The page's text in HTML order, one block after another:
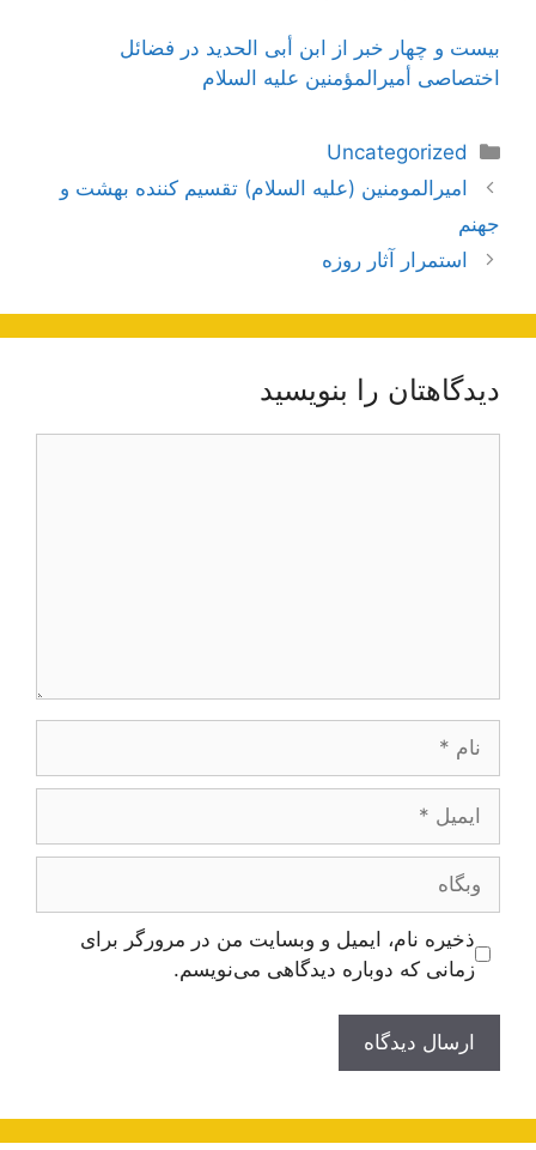
بیست و چهار خبر از ابن أبی الحدید در فضائل
اختصاصی أمیرالمؤمنین علیه السلام
دسته‌ها
Uncategorized
ناوبریامیرالمومنین (علیه السلام) تقسیم کننده بهشت و
جهنم
استمرار آثار روزه
دیدگاهتان را بنویسید
وبگاه
ذخیره نام، ایمیل و وبسایت من در مرورگر برای
زمانی که دوباره دیدگاهی می‌نویسم.